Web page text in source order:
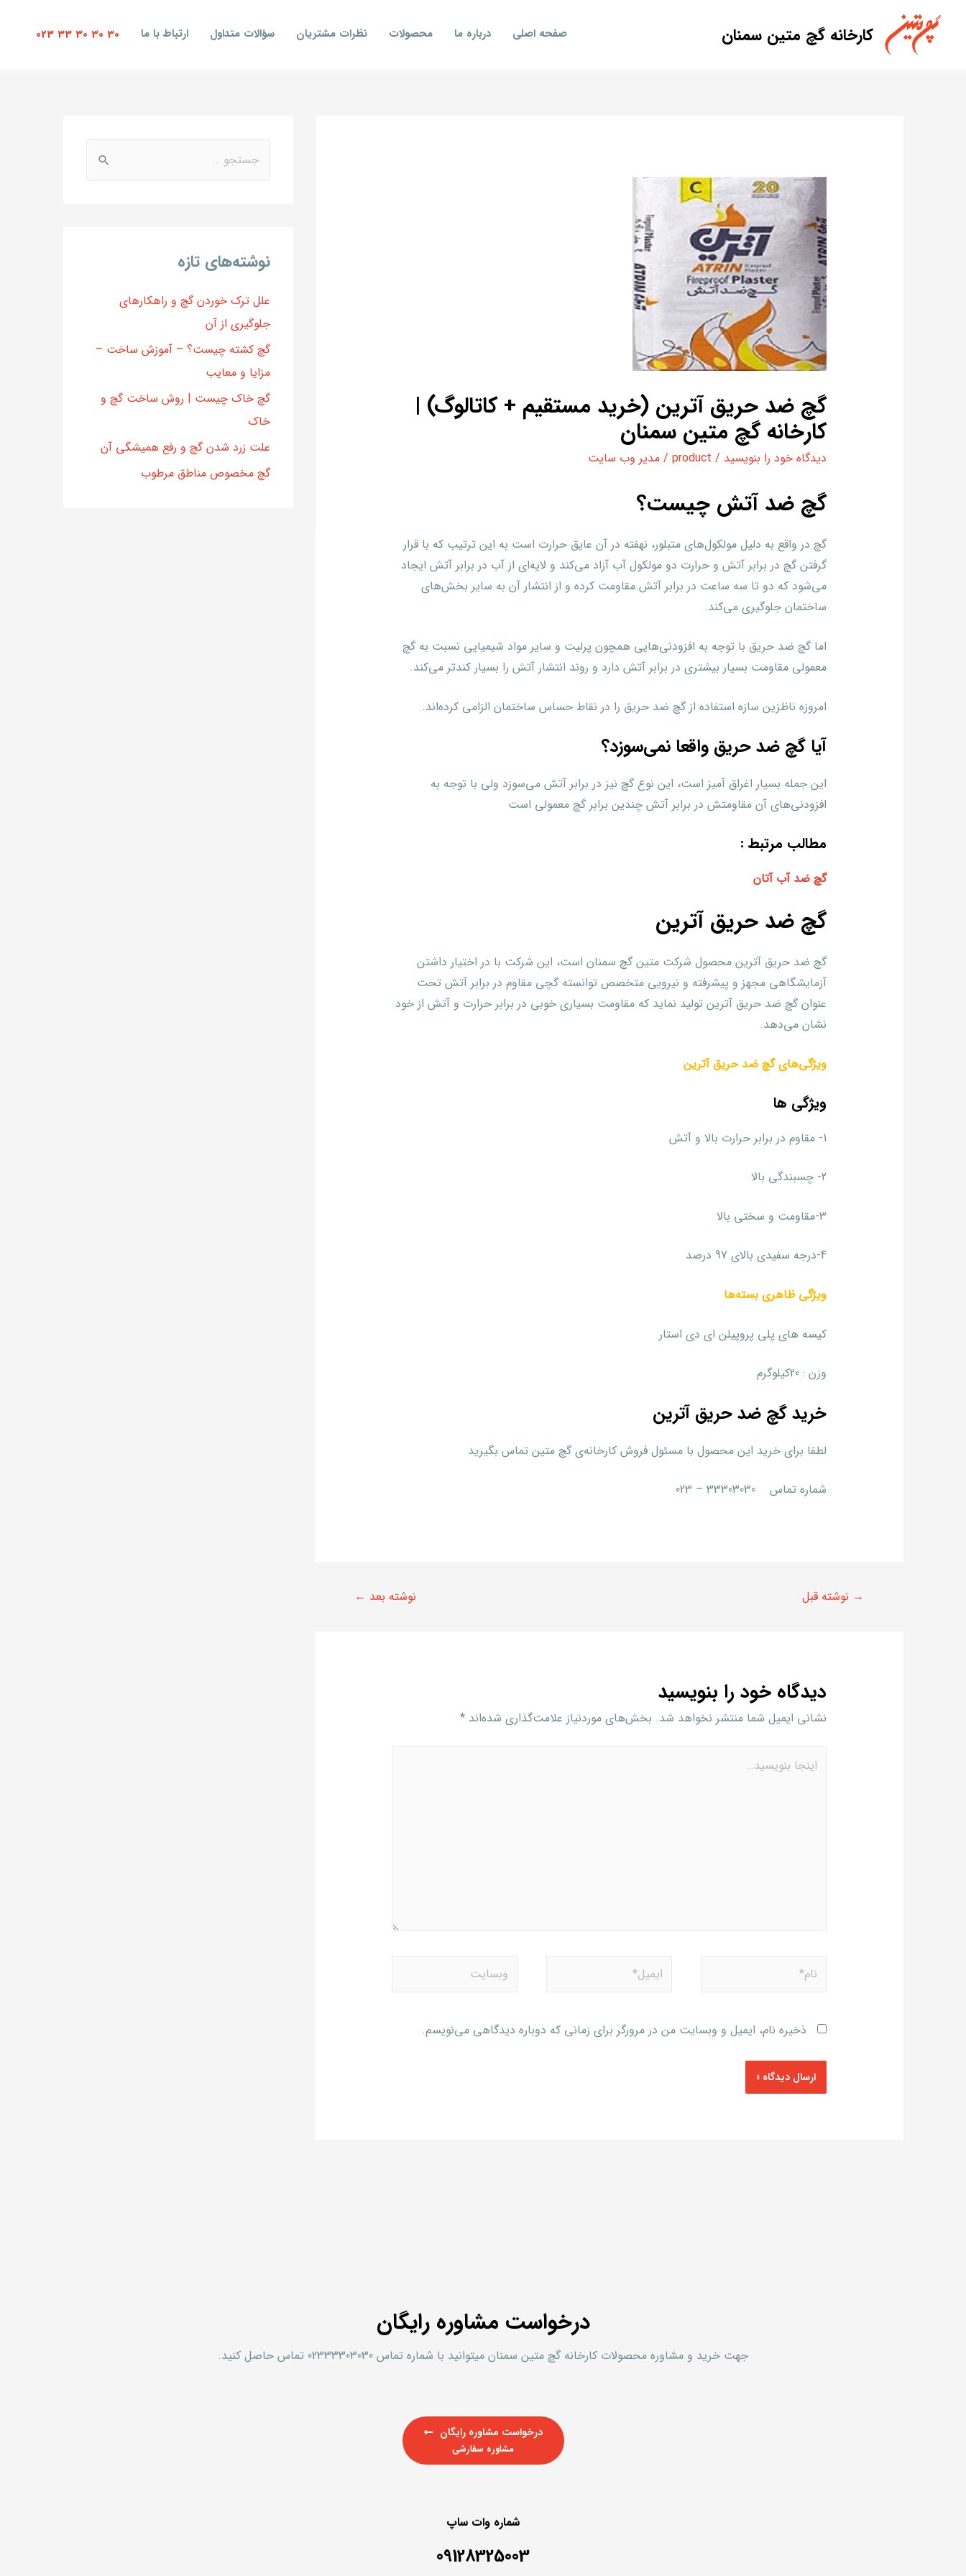
کارخانه گچ متین سمنان صفحه اصلی درباره ما محصولات نظرات مشتریان سؤالات متداول ارتباط با ما 30 30 30 33 023
گچ ضد حریق آترین (خرید مستقیم + کاتالوگ) |
کارخانه گچ متین سمنان
دیدگاه‌ خود را بنویسید /
product
/ مدیر وب سایت
گچ ضد آتش چیست؟
گچ در واقع به دلیل مولکول‌های متبلور، نهفته در آن عایق حرارت است به این ترتیب که با قرار
گرفتن گچ در برابر آتش و حرارت دو مولکول آب آزاد می‌کند و لایه‌ای از آب در برابر آتش ایجاد
می‌شود که دو تا سه ساعت در برابر آتش مقاومت کرده و از انتشار آن به سایر بخش‌های
ساختمان جلوگیری می‌کند.
اما گچ ضد حریق با توجه به افزودنی‌هایی همچون پرلیت و سایر مواد شیمیایی نسبت به گچ
معمولی مقاومت بسیار بیشتری در برابر آتش دارد و روند انتشار آتش را بسیار کندتر می‌کند.
امروزه ناظزین سازه استفاده از گچ ضد حریق را در نقاط حساس ساختمان الزامی کرده‌اند.
آیا گچ ضد حریق واقعا نمی‌سوزد؟
این جمله بسیار اغراق آمیز است، این نوع گچ نیز در برابر آتش می‌سوزد ولی با توجه به
افزودنی‌های آن مقاومتش در برابر آتش چندین برابر گچ معمولی است
مطالب مرتبط :
گچ ضد آب آتان
گچ ضد حریق آترین
گچ ضد حریق آترین محصول شرکت متین گچ سمنان است، این شرکت با در اختیار داشتن
آزمایشگاهی مجهز و پیشرفته و نیرویی متخصص توانسته گچی مقاوم در برابر آتش تحت
عنوان گچ ضد حریق آترین تولید نماید که مقاومت بسیاری خوبی در برابر حرارت و آتش از خود
نشان می‌دهد.
ویژگی‌های گچ ضد حریق آترین
ویژگی ها
1- مقاوم در برابر حرارت بالا و آتش
2- چسبندگی بالا
3-مقاومت و سختی بالا
4-درجه سفیدی بالای 97 درصد
ویژگی ظاهری بسته‌ها
کیسه های پلی پروپیلن ای دی استار
وزن : 20کیلوگرم
خرید گچ ضد حریق آترین
لطفا برای خرید این محصول با مسئول فروش کارخانه‌ی گچ متین تماس بگیرید
شماره تماس 33303030 – 023
→ نوشته قبل نوشته بعد ←
دیدگاه‌ خود را بنویسید
نشانی ایمیل شما منتشر نخواهد شد. بخش‌های موردنیاز علامت‌گذاری شده‌اند *
ذخیره نام، ایمیل و وبسایت من در مرورگر برای زمانی که دوباره دیدگاهی می‌نویسم.
نوشته‌های تازه
علل ترک خوردن گچ و راهکارهای
جلوگیری از آن
گچ کشته چیست؟ – آموزش ساخت –
مزایا و معایب
گچ خاک چیست | روش ساخت گچ و
خاک
علت زرد شدن گچ و رفع همیشگی آن
گچ مخصوص مناطق مرطوب
درخواست مشاوره رایگان
جهت خرید و مشاوره محصولات کارخانه گچ متین سمنان میتوانید با شماره تماس 02333303030 تماس حاصل کنید.
درخواست مشاوره رایگان
مشاوره سفارشی
شماره وات ساپ
09128325003